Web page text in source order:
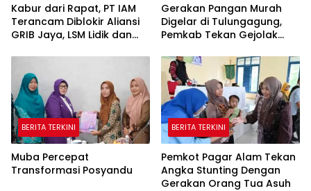
Kabur dari Rapat, PT IAM
Terancam Diblokir Aliansi
GRIB Jaya, LSM Lidik dan
Gerakan Pangan Murah
Digelar di Tulungagung,
Pemkab Tekan Gejolak
Warga
BERITA TERKINI
Muba Percepat
Transformasi Posyandu
BERITA TERKINI
Pemkot Pagar Alam Tekan
Angka Stunting Dengan
Gerakan Orang Tua Asuh